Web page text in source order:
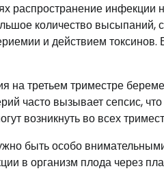
распространение инфекции
количество высыпаний,
и действием
на третьем триместре
часто вызывает сепсис,
возникнуть во всех
быть особо
в организм плода через